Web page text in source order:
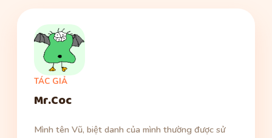
TÁC GIẢ
Mr.Coc
Mình tên Vũ, biệt danh của mình thường được sử